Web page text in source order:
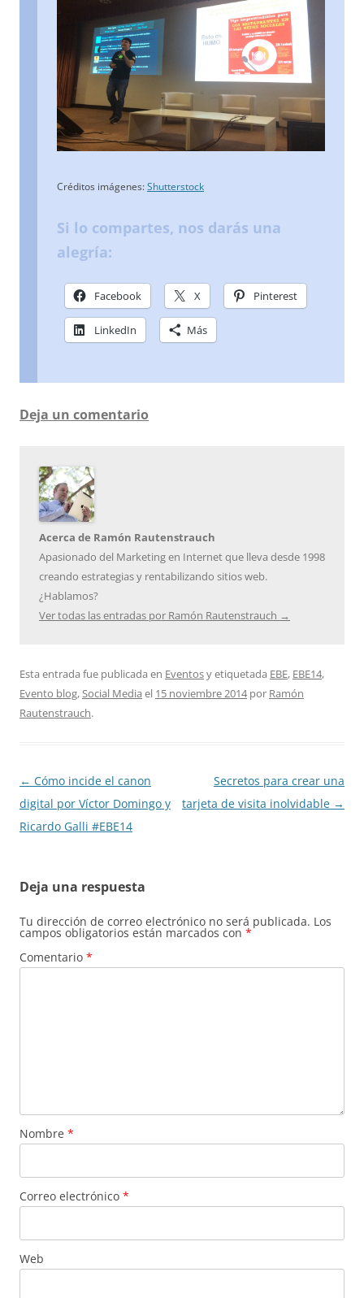
Créditos imágenes: Shutterstock
Si lo compartes, nos darás una
alegría:
Facebook X Pinterest
LinkedIn Más
Deja un comentario
Acerca de Ramón Rautenstrauch
Apasionado del Marketing en Internet que lleva desde 1998
creando estrategias y rentabilizando sitios web.
¿Hablamos?
Ver todas las entradas por Ramón Rautenstrauch →
Esta entrada fue publicada en Eventosy etiquetada EBE, EBE14,
Evento blog,Social Media el 15 noviembre 2014por Ramón
Rautenstrauch.
Navegación
de
entradas
← Cómo incide el canon
digital por Víctor Domingo y
Ricardo Galli #EBE14
Secretos para crear una
tarjeta de visita inolvidable →
Deja una respuesta
Tu dirección de correo electrónico no será publicada. Los
campos obligatorios están marcados con *
Comentario *
Nombre *
Correo electrónico *
Web